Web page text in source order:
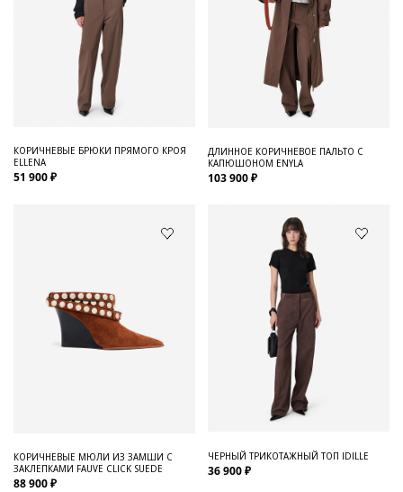
КОРИЧНЕВЫЕ БРЮКИ ПРЯМОГО КРОЯ
ELLENA
51 900 ₽
ДЛИННОЕ КОРИЧНЕВОЕ ПАЛЬТО С
КАПЮШОНОМ ENYLA
103 900 ₽
КОРИЧНЕВЫЕ МЮЛИ ИЗ ЗАМШИ С
ЗАКЛЕПКАМИ FAUVE CLICK SUEDE
88 900 ₽
ЧЕРНЫЙ ТРИКОТАЖНЫЙ ТОП IDILLE
36 900 ₽